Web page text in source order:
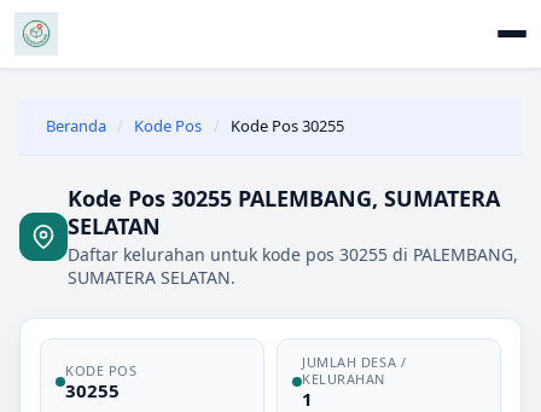
Beranda / Kode Pos / Kode Pos 30255
Kode Pos 30255 PALEMBANG, SUMATERA
SELATAN
Daftar kelurahan untuk kode pos 30255 di PALEMBANG,
SUMATERA SELATAN.
KODE POS
30255
JUMLAH DESA /
KELURAHAN
1